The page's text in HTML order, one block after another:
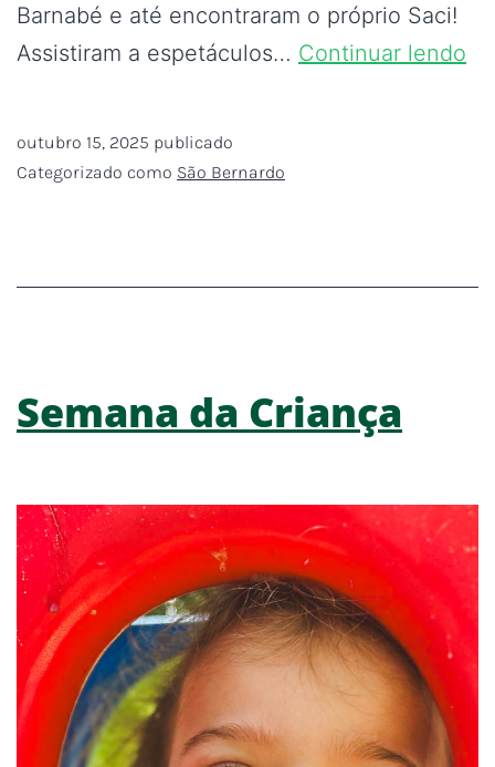
Barnabé e até encontraram o próprio Saci!
Assistiram a espetáculos… Continuar lendo
outubro 15, 2025 publicado
Categorizado como São Bernardo
Semana da Criança